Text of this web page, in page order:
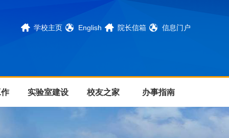
学校主页 English 院长信箱 信息门户
实验室建设 校友之家 办事指南